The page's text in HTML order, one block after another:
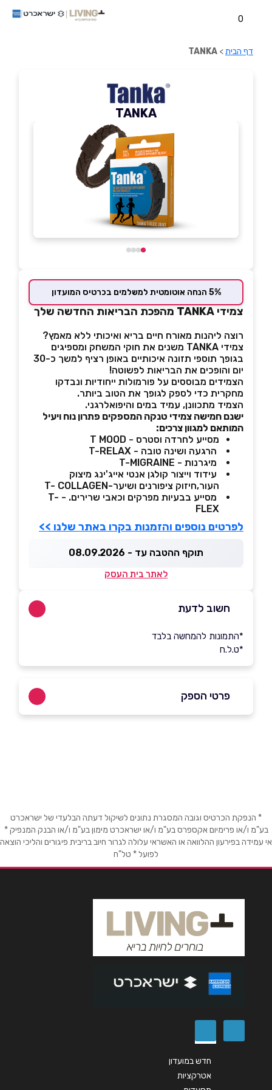
0
דף הבית>
TANKA
TANKA
5% הנחה אוטומטית למשלמים בכרטיס המועדון
צמידי TANKA מהפכת הבריאות החדשה שלך
רוצה ליהנות מאורח חיים בריא ואיכותי ללא מאמץ?
צמידי TANKA משנים את חוקי המשחק ומספיגים
בגופך תוספי תזונה איכותיים באופן רציף למשך כ-30
יום והופכים את הבריאות לפשוטה!
הצמידים מבוססים על פורמולות ייחודיות ונבדקו
מחקרית כדי לספק לגופך את הטוב ביותר.
הצמיד מתכוונן, עמיד במים והיפואלרגני.
ישנם חמישה צמידי טנקה המספקים פתרון נוח ויעיל
המותאם למגוון צרכים:
מסייע לחרדה וסטרס - T MOOD
הרגעה ושינה טובה - T-RELAX
מיגרנות - T-MIGRAINE
עידוד וייצור קולגן אנטי אייג'ינג מיצוק
העור,חיזוק ציפורנים ושיער-T- COLLAGEN
מסייע בבעיות מפרקים וכאבי שרירים. - T-
FLEX
לפרטים נוספים והזמנות בקרו באתר שלנו >>
תוקף ההטבה עד - 08.09.2026
לאתר בית העסק
חשוב לדעת
*התמונות להמחשה בלבד
*ט.ל.ח
פרטי הספק
שם מלא*
נושא*
אנא חזרו אלי בקשר ל...
הודעה*
* הנפקת הכרטיס וגובה המסגרת נתונים לשיקול דעתה הבלעדי של ישראכרט
בע"מ ו/או פרימיום אקספרס בע"מ ו/או ישראכרט מימון בע"מ ו/או הבנק המנפיק *
אי עמידה בפירעון ההלוואה או האשראי עלולה לגרור חיוב בריבית פיגורים והליכי הוצאה
לפועל * טל"ח
חדש במועדון
אטרקציות